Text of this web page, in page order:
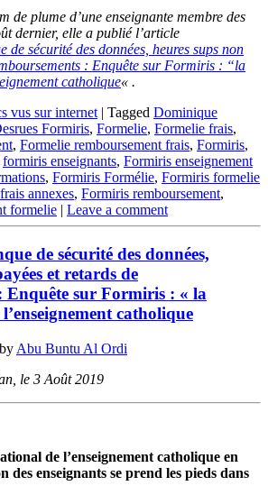
de plume d’une enseignante membre des
dernier, elle a publié l’article
de sécurité des données, heures sups non
: Enquête sur Formiris : “la
catholique« .
vus sur internet | Tagged Dominique
Formiris, Formelie, Formelie frais,
, Formelie remboursement frais, Formiris,
formiris enseignants, Formiris enseignement
, Formiris Formélie, Formiris formelie
annexes, Formiris remboursement,
formelie | Leave a comment
de sécurité des données,
et retards de
Enquête sur Formiris : « la
catholique
by Abu Buntu Al Ordi
le 3 Août 2019
de l’enseignement catholique en
des enseignants se prend les pieds dans